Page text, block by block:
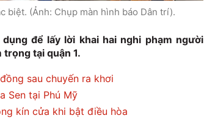
biệt. (Ảnh: Chụp màn hình báo Dân trí).
để lấy lời khai hai nghi phạm người
tại quận 1.
sau chuyến ra khơi
Sen tại Phú Mỹ
kín cửa khi bật điều hòa